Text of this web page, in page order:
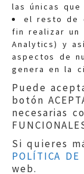
las únicas
el resto de
fin realizar un
Analytics) y
aspectos de
genera en la
Puede
botón
necesarias
Si quieres
POLÍTICA DE
web.Aviso